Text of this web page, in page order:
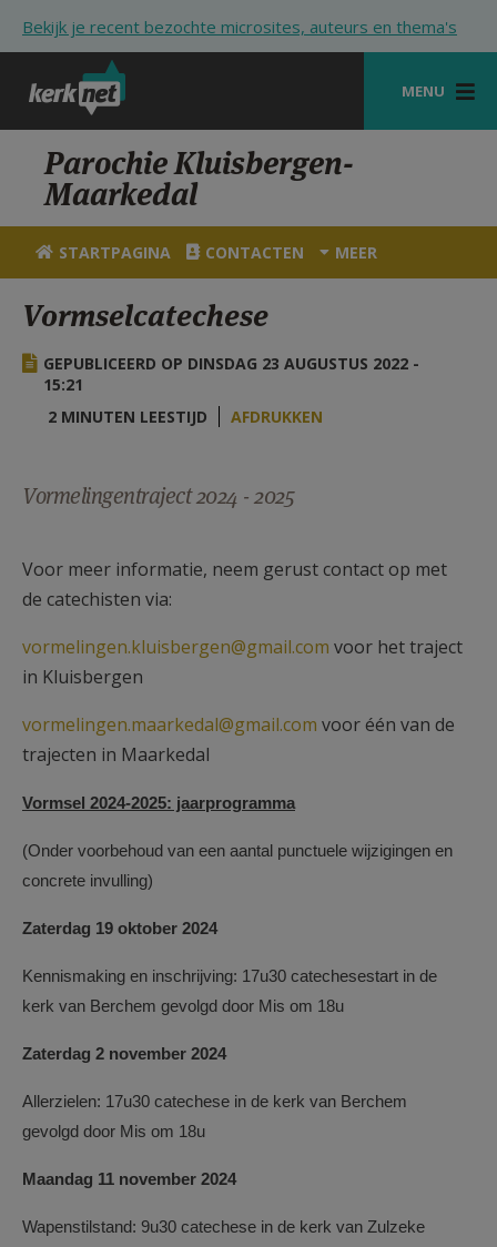
Bekijk je recent bezochte microsites, auteurs en thema's
MENU
STARTPAGINA
KERK
VIERINGEN
HULP
STARTPAGINA PORTAAL
Parochie Kluisbergen-
Maarkedal
STARTPAGINA CONTACTEN MEER
Vormselcatechese
GEPUBLICEERD OP DINSDAG 23 AUGUSTUS 2022 -
15:21
2 MINUTEN LEESTIJD
AFDRUKKEN
Vormelingentraject 2024 - 2025
Voor meer informatie, neem gerust contact op met
de catechisten via:
vormelingen.kluisbergen@gmail.com voor het traject
in Kluisbergen
vormelingen.maarkedal@gmail.com voor één van de
trajecten in Maarkedal
Vormsel 2024-2025: jaarprogramma
(Onder voorbehoud van een aantal punctuele wijzigingen en
concrete invulling)
Zaterdag 19 oktober 2024
Kennismaking en inschrijving: 17u30 catechesestart in de
kerk van Berchem gevolgd door Mis om 18u
Zaterdag 2 november 2024
Allerzielen: 17u30 catechese in de kerk van Berchem
gevolgd door Mis om 18u
Maandag 11 november 2024
Wapenstilstand: 9u30 catechese in de kerk van Zulzeke